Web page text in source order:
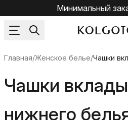
Минимальный
Главная/Женское белье/Чашки
Чашки
нижнего